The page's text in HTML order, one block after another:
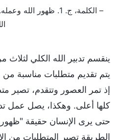
– الكلمة، ج. 1. ظهور
ينقسم تدبير الله الكلي
يتم تقديم متطلبات مناسبة من
إذ تمر العصور وتتقدم، تصير
كلها أعلى. وهكذا، يصل عمل
حتى يرى الإنسان حقيقة
الطريقة تصير المتطلبات من